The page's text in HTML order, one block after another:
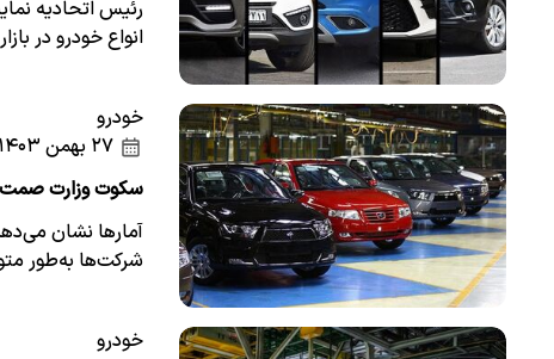
رئیس اتحادیه
انواع خودرو در
خودرو
سکوت وزارت صمت
آمارها نشان
شرکت‌ها به‌طور متوسط
خودرو